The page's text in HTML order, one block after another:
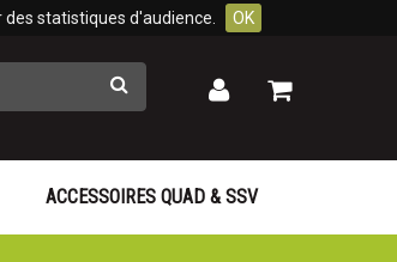
statistiques d'audience. OK
Rechercher Mon
Mon
ACCESSOIRES QUAD & SSV